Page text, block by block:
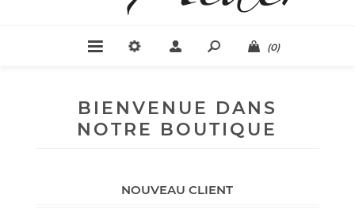
(0)
BIENVENUE DANS
NOTRE BOUTIQUE
NOUVEAU CLIENT